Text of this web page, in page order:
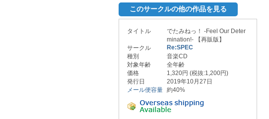
このサークルの他の作品を見る
タイトル
でたみねっ！ -Feel Our Deter
mination!- 【再販版】
サークル
Re:SPEC
種別
音楽CD
対象年齢
全年齢
価格
1,320円 (税抜:1,200円)
発行日
2019年10月27日
メール便容量 約40%